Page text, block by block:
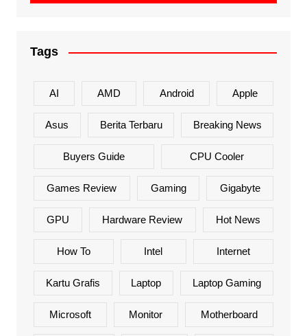
Tags
AI AMD Android Apple
Asus Berita Terbaru Breaking News
Buyers Guide CPU Cooler
Games Review Gaming Gigabyte
GPU Hardware Review Hot News
How To Intel Internet
Kartu Grafis Laptop Laptop Gaming
Microsoft Monitor Motherboard